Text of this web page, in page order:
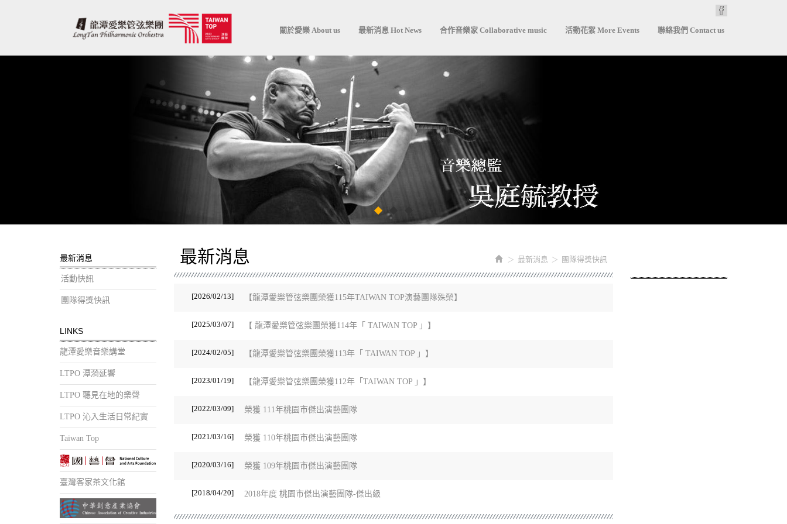
關於愛樂 About us 最新消息 Hot News 合作音樂家 Collaborative music 活動花絮 More Events 聯絡我們 Contact us
最新消息
活動快訊
團隊得獎快訊
LINKS
龍潭愛樂音樂講堂
LTPO 潭漪延響
LTPO 聽見在地的樂聲
LTPO 沁入生活日常紀實
Taiwan Top
臺灣客家茶文化館
最新消息 團隊得獎快訊
最新消息
【龍潭愛樂管弦樂團榮獲115年TAIWAN TOP演藝團隊殊榮】
[2026/02/13]
【 龍潭愛樂管弦樂團榮獲114年「 TAIWAN TOP 」】
[2025/03/07]
【龍潭愛樂管弦樂團榮獲113年「 TAIWAN TOP 」】
[2024/02/05]
【龍潭愛樂管弦樂團榮獲112年「TAIWAN TOP 」】
[2023/01/19]
榮獲 111年桃園市傑出演藝團隊
[2022/03/09]
榮獲 110年桃園市傑出演藝團隊
[2021/03/16]
榮獲 109年桃園市傑出演藝團隊
[2020/03/16]
2018年度 桃園市傑出演藝團隊-傑出級
[2018/04/20]